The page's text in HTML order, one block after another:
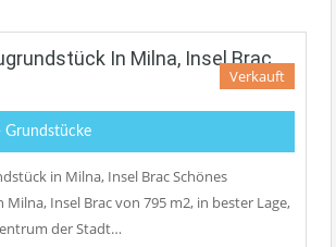
In Milna, Insel Brac
Verkauft
Grundstücke
in Milna, Insel Brac Schönes
Insel Brac von 795 m2, in bester Lage,
der Stadt…